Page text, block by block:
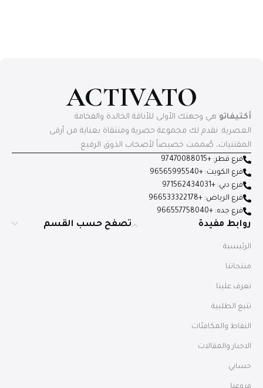
ACTIVATO
أكتيفاتو هي وجهتك الأولى للأناقة الخالدة والفخامة
العصرية. نقدم لك مجموعة حصرية ومنتقاة بعناية من أرقى
المقتنيات، صُممت خصيصاً لأصحاب الذوق الرفيع
فرع قطر: +97470088015
فرع الكويت: +96565995540
فرع دبي: +971562434031
فرع الرياض: +966533322178
فرع جده: +966557758040
روابط مفيدة
الرئيسية
منتجاتنا
تعرف علينا
تتبع الطلبية
النقاط والمكافئات
الاخبار والمقالات
حسابي
تصفح حسب القسم